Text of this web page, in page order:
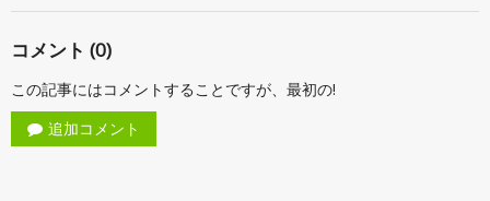
コメント (0)
この記事にはコメントすることですが、最初の!
追加コメント